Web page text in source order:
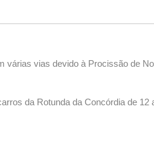
várias vias devido à Procissão de
da Rotunda da Concórdia de 12